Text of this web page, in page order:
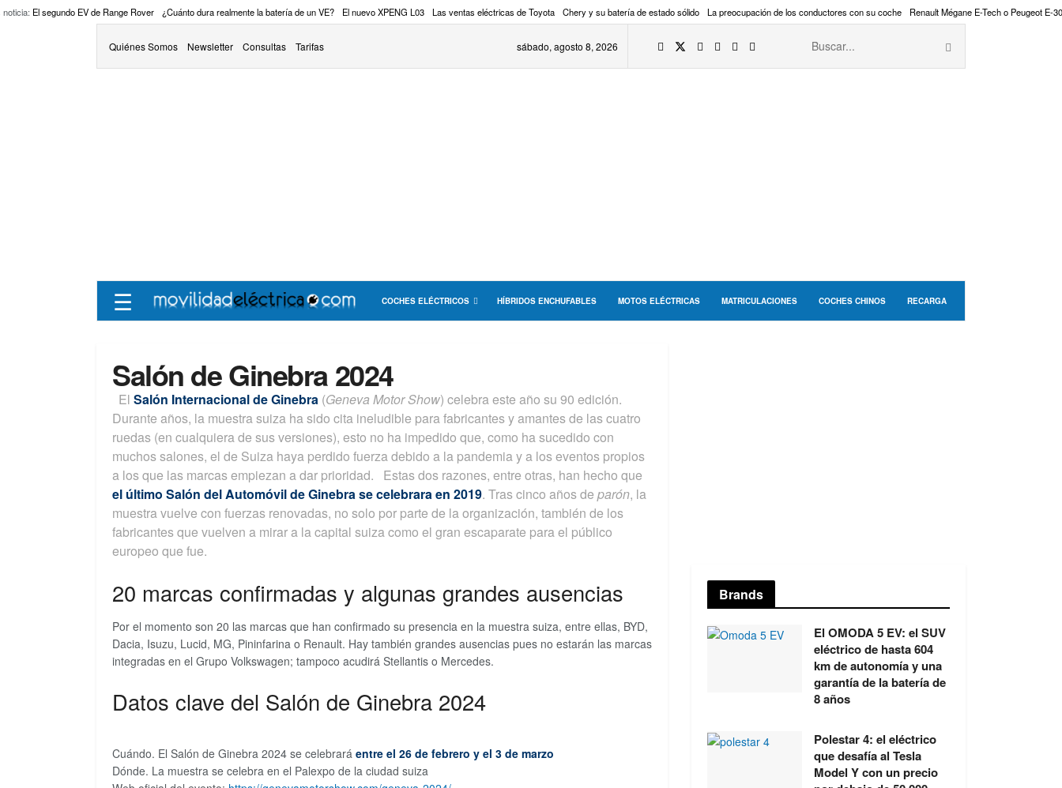
noticia: El segundo EV de Range Rover ¿Cuánto dura realmente la batería de un VE? El nuevo XPENG L03 Las ventas eléctricas de Toyota Chery y su batería de estado sólido La preocupación de los conductores con su coche Renault Mégane E-Tech o Peugeot E-
Quiénes Somos Newsletter Consultas Tarifas sábado, agosto 8, 2026
☰ COCHES ELÉCTRICOS HÍBRIDOS ENCHUFABLES MOTOS ELÉCTRICAS MATRICULACIONES COCHES CHINOS RECARGA
Salón de Ginebra 2024
El Salón Internacional de Ginebra (Geneva Motor Show) celebra este año su 90 edición.
Durante años, la muestra suiza ha sido cita ineludible para fabricantes y amantes de las cuatro
ruedas (en cualquiera de sus versiones), esto no ha impedido que, como ha sucedido con
muchos salones, el de Suiza haya perdido fuerza debido a la pandemia y a los eventos propios
a los que las marcas empiezan a dar prioridad. Estas dos razones, entre otras, han hecho que
el último Salón del Automóvil de Ginebra se celebrara en 2019. Tras cinco años de parón, la
muestra vuelve con fuerzas renovadas, no solo por parte de la organización, también de los
fabricantes que vuelven a mirar a la capital suiza como el gran escaparate para el público
europeo que fue.
20 marcas confirmadas y algunas grandes ausencias
Por el momento son 20 las marcas que han confirmado su presencia en la muestra suiza, entre ellas, BYD,
Dacia, Isuzu, Lucid, MG, Pininfarina o Renault. Hay también grandes ausencias pues no estarán las marcas
integradas en el Grupo Volkswagen; tampoco acudirá Stellantis o Mercedes.
Datos clave del Salón de Ginebra 2024
Cuándo. El Salón de Ginebra 2024 se celebrará entre el 26 de febrero y el 3 de marzo
Dónde. La muestra se celebra en el Palexpo de la ciudad suiza
Brands
El OMODA 5 EV: el SUV
eléctrico de hasta 604
km de autonomía y una
garantía de la batería de
8 años
Polestar 4: el eléctrico
que desafía al Tesla
Model Y con un precio